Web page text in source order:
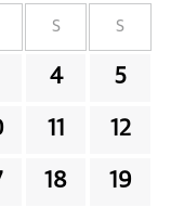
S S
4 5
11 12
18 19